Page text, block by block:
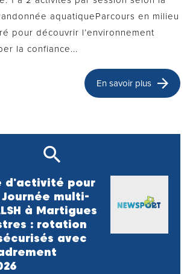
aquatiqueParcours en milieu
pour découvrir l’environnement
la confiance...
En savoir plus
d'activité pour
multi-
à Martigues
: rotation
avec